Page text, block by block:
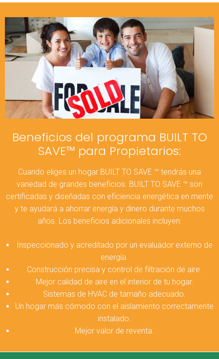
Beneficios del programa BUILT TO
SAVE™ para Propietarios:
Cuando eliges un hogar BUILT TO SAVE ™ tendrás una
variedad de grandes beneficios. BUILT TO SAVE ™ son
certificadas y diseñadas con eficiencia energética en mente
y te ayudará a ahorrar energía y dinero durante muchos
años. Los beneficios adicionales incluyen:
Inspeccionado y acreditado por un evaluador externo de
energía.
Construcción precisa y control de filtración de aire.
Mejor calidad de aire en el interior de tu hogar.
Sistemas de HVAC de tamaño adecuado.
Un hogar más cómodo con el aislamiento correctamente
instalado.
Mejor valor de reventa.